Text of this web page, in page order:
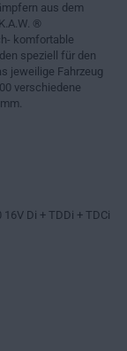
aus dem
®
komfortable
speziell für den
jeweilige Fahrzeug
verschiedene
Di + TDDi + TDCi